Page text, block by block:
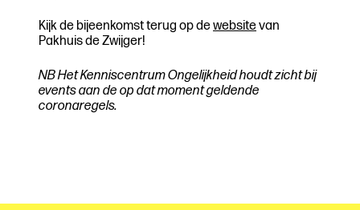
Kijk de bijeenkomst terug op dewebsitevan
Pakhuis de Zwijger!
NB Het Kenniscentrum Ongelijkheid houdt zicht bij
events aan de op dat moment geldende
coronaregels.